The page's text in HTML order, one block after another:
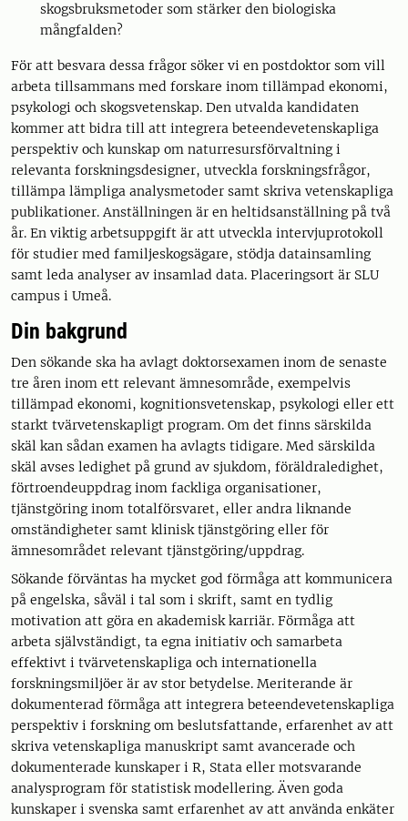
skogsbruksmetoder som stärker den biologiska
mångfalden?
För att besvara dessa frågor söker vi en postdoktor som vill
arbeta tillsammans med forskare inom tillämpad ekonomi,
psykologi och skogsvetenskap. Den utvalda kandidaten
kommer att bidra till att integrera beteendevetenskapliga
perspektiv och kunskap om naturresursförvaltning i
relevanta forskningsdesigner, utveckla forskningsfrågor,
tillämpa lämpliga analysmetoder samt skriva vetenskapliga
publikationer. Anställningen är en heltidsanställning på två
år. En viktig arbetsuppgift är att utveckla intervjuprotokoll
för studier med familjeskogsägare, stödja datainsamling
samt leda analyser av insamlad data. Placeringsort är SLU
campus i Umeå.
Din bakgrund
Den sökande ska ha avlagt doktorsexamen inom de senaste
tre åren inom ett relevant ämnesområde, exempelvis
tillämpad ekonomi, kognitionsvetenskap, psykologi eller ett
starkt tvärvetenskapligt program. Om det finns särskilda
skäl kan sådan examen ha avlagts tidigare. Med särskilda
skäl avses ledighet på grund av sjukdom, föräldraledighet,
förtroendeuppdrag inom fackliga organisationer,
tjänstgöring inom totalförsvaret, eller andra liknande
omständigheter samt klinisk tjänstgöring eller för
ämnesområdet relevant tjänstgöring/uppdrag.
Sökande förväntas ha mycket god förmåga att kommunicera
på engelska, såväl i tal som i skrift, samt en tydlig
motivation att göra en akademisk karriär. Förmåga att
arbeta självständigt, ta egna initiativ och samarbeta
effektivt i tvärvetenskapliga och internationella
forskningsmiljöer är av stor betydelse. Meriterande är
dokumenterad förmåga att integrera beteendevetenskapliga
perspektiv i forskning om beslutsfattande, erfarenhet av att
skriva vetenskapliga manuskript samt avancerade och
dokumenterade kunskaper i R, Stata eller motsvarande
analysprogram för statistisk modellering. Även goda
kunskaper i svenska samt erfarenhet av att använda enkäter